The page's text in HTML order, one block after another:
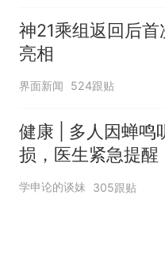
神21乘组返回后首
亮相
界面新闻 524跟贴
健康 | 多人因蝉鸣
损，医生紧急提醒
学申论的谈妹 305跟贴